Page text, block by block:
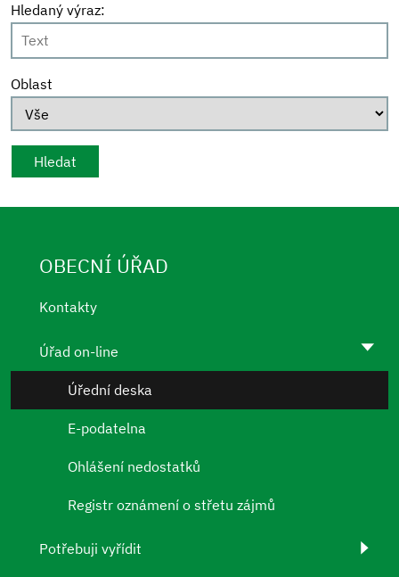
Hledaný výraz:
Oblast
OBECNÍ ÚŘAD
Kontakty
Úřad on-line
Úřední deska
E-podatelna
Ohlášení nedostatků
Registr oznámení o střetu zájmů
Potřebuji vyřídit